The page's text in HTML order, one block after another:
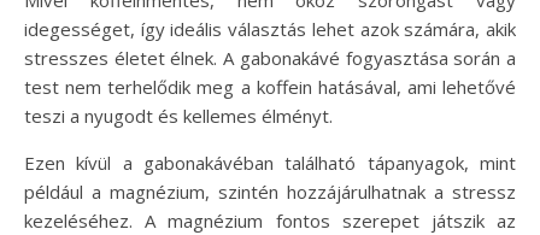
idegességet, így ideális választás lehet azok számára, akik
stresszes életet élnek. A gabonakávé fogyasztása során a
test nem terhelődik meg a koffein hatásával, ami lehetővé
teszi a nyugodt és kellemes élményt.
Ezen kívül a gabonakávéban található tápanyagok, mint
például a magnézium, szintén hozzájárulhatnak a stressz
kezeléséhez. A magnézium fontos szerepet játszik az